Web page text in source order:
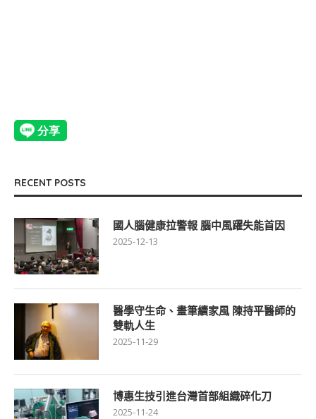
RECENT POSTS
國人腦健康拉警報 腦中風躍失能首因
2025-12-13
醫學守生命、畫筆續家風 陳持平醫師的
雙軌人生
2025-11-29
博惠生技引進台灣首部組織碎化刀
2025-11-24